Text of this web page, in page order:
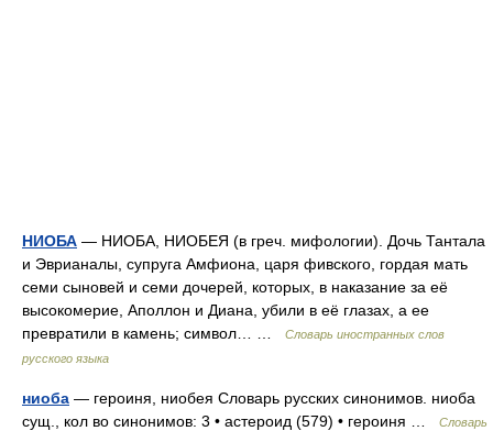
НИОБА — НИОБА, НИОБЕЯ (в греч. мифологии). Дочь Тантала
и Эврианалы, супруга Амфиона, царя фивского, гордая мать
семи сыновей и семи дочерей, которых, в наказание за её
высокомерие, Аполлон и Диана, убили в её глазах, а ее
превратили в камень; символ… …
Словарь иностранных слов
русского языка
ниоба — героиня, ниобея Словарь русских синонимов. ниоба
сущ., кол во синонимов: 3 • астероид (579) • героиня …
Словарь